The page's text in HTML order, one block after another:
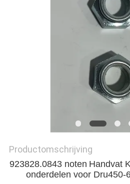
Productomschrijving
923828.0843 noten Handvat
onderdelen voor Dru450-